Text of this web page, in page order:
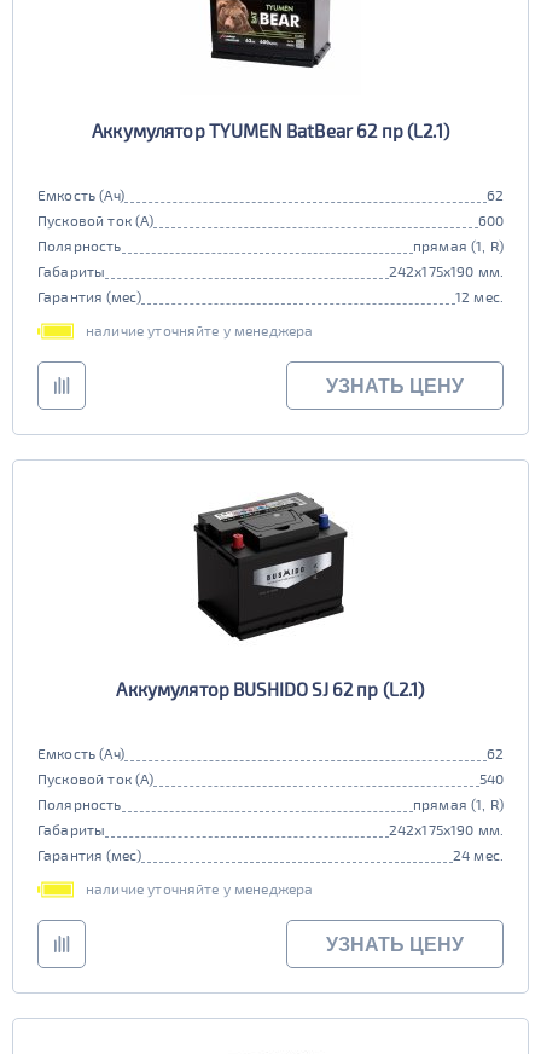
Аккумулятор TYUMEN BatBear 62 пр (L2.1)
Емкость (Ач)
62
Пусковой ток (А)
600
Полярность
прямая (1, R)
Габариты
242x175x190 мм.
Гарантия (мес)
12 мес.
наличие уточняйте у менеджера
УЗНАТЬ ЦЕНУ
Аккумулятор BUSHIDO SJ 62 пр (L2.1)
Емкость (Ач)
62
Пусковой ток (А)
540
Полярность
прямая (1, R)
Габариты
242x175x190 мм.
Гарантия (мес)
24 мес.
наличие уточняйте у менеджера
УЗНАТЬ ЦЕНУ